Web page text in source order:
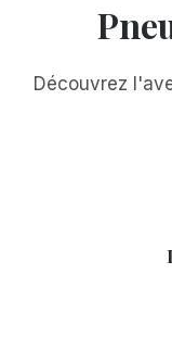
Découvrez